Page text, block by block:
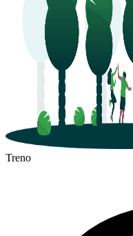
Treno